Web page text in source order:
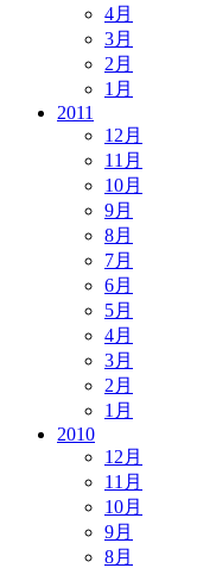
4月
3月
2月
1月
2011
12月
11月
10月
9月
8月
7月
6月
5月
4月
3月
2月
1月
2010
12月
11月
10月
9月
8月